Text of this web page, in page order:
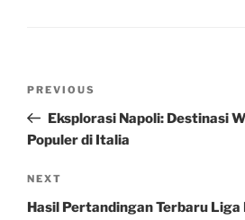
Previous
Post
PREVIOUS
Eksplorasi Napoli: Destinasi
Populer di Italia
Next
Post
NEXT
Hasil Pertandingan Terbaru